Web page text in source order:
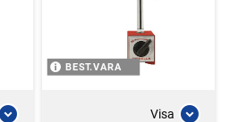
BEST.VARA
Visa